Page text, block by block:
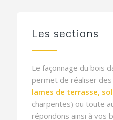
Les sections
Le façonnage du bois
permet de réaliser des
lames de terrasse,
charpentes) ou toute
répondons ainsi à vos